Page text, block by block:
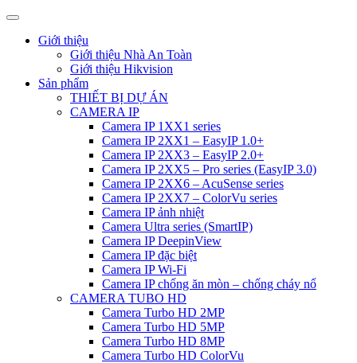
Giới thiệu
Giới thiệu Nhà An Toàn
Giới thiệu Hikvision
Sản phẩm
THIẾT BỊ DỰ ÁN
CAMERA IP
Camera IP 1XX1 series
Camera IP 2XX1 – EasyIP 1.0+
Camera IP 2XX3 – EasyIP 2.0+
Camera IP 2XX5 – Pro series (EasyIP 3.0)
Camera IP 2XX6 – AcuSense series
Camera IP 2XX7 – ColorVu series
Camera IP ảnh nhiệt
Camera Ultra series (SmartIP)
Camera IP DeepinView
Camera IP đặc biệt
Camera IP Wi-Fi
Camera IP chống ăn mòn – chống cháy nổ
CAMERA TUBO HD
Camera Turbo HD 2MP
Camera Turbo HD 5MP
Camera Turbo HD 8MP
Camera Turbo HD ColorVu